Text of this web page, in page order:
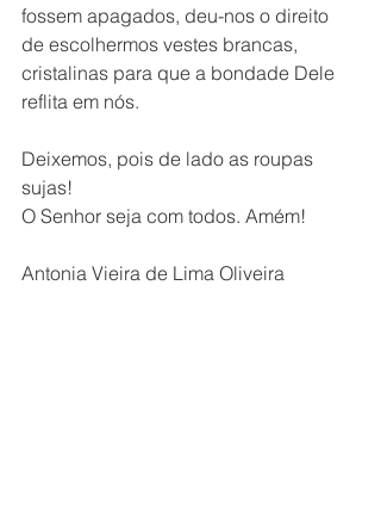
fossem apagados, deu-nos o direito
de escolhermos vestes brancas,
cristalinas para que a bondade Dele
reflita em nós.
Deixemos, pois de lado as roupas
sujas!
O Senhor seja com todos. Amém!
Antonia Vieira de Lima Oliveira